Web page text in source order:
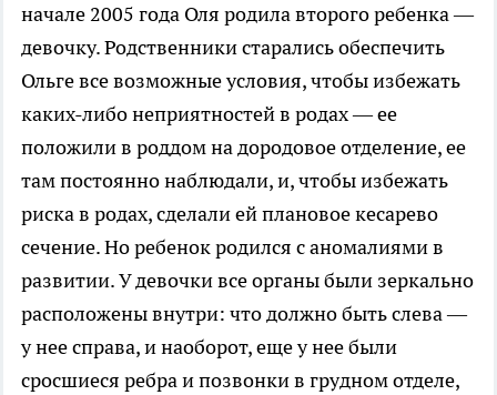
начале 2005 года Оля родила второго ребенка —
девочку. Родственники старались обеспечить
Ольге все возможные условия, чтобы избежать
каких-либо неприятностей в родах — ее
положили в роддом на дородовое отделение, ее
там постоянно наблюдали, и, чтобы избежать
риска в родах, сделали ей плановое кесарево
сечение. Но ребенок родился с аномалиями в
развитии. У девочки все органы были зеркально
расположены внутри: что должно быть слева —
у нее справа, и наоборот, еще у нее были
сросшиеся ребра и позвонки в грудном отделе,